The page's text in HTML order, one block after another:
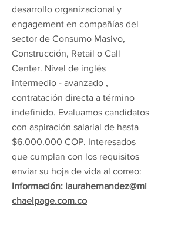
desarrollo organizacional y
engagement en compañías del
sector de Consumo Masivo,
Construcción, Retail o Call
Center. Nivel de inglés
intermedio - avanzado ,
contratación directa a término
indefinido. Evaluamos candidatos
con aspiración salarial de hasta
$6.000.000 COP. Interesados
que cumplan con los requisitos
enviar su hoja de vida al correo:
Información: laurahernandez@mi
chaelpage.com.co